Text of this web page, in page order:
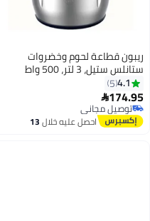
ريبون قطاعة لحوم وخضروات
ستانلس ستيل، 3 لتر، 500 واط
4.1
5
174.95
توصيل مجاني
توصيل مجانياحصل عليه خلال13